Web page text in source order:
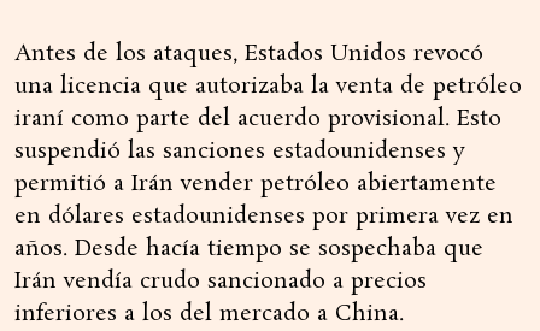
Antes de los ataques, Estados Unidos revocó
una licencia que autorizaba la venta de petróleo
iraní como parte del acuerdo provisional. Esto
suspendió las sanciones estadounidenses y
permitió a Irán vender petróleo abiertamente
en dólares estadounidenses por primera vez en
años. Desde hacía tiempo se sospechaba que
Irán vendía crudo sancionado a precios
inferiores a los del mercado a China.